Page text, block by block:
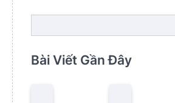
Bài Viết Gần Đây